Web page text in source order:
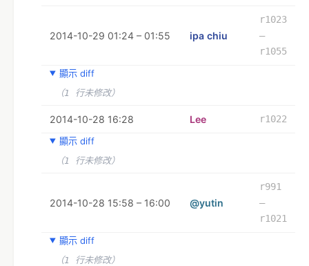
2014-10-29 01:24 – 01:55 ipa chiu
r1023
–
r1055
顯示 diff
（1 行未修改）
2014-10-28 16:28 Lee
r1022
顯示 diff
（1 行未修改）
2014-10-28 15:58 – 16:00 @yutin
r991
–
r1021
顯示 diff
（1 行未修改）